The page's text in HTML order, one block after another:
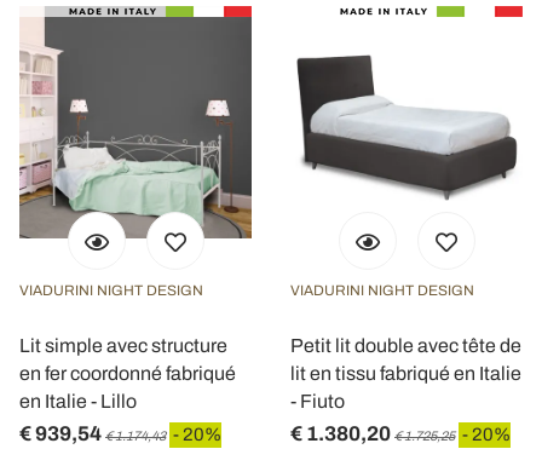
VIADURINI NIGHT DESIGN
Lit simple avec structure
en fer coordonné fabriqué
en Italie - Lillo
€ 939,54 € 1.174,43 - 20%
VIADURINI NIGHT DESIGN
Petit lit double avec tête de
lit en tissu fabriqué en Italie
- Fiuto
€ 1.380,20 € 1.725,25 - 20%